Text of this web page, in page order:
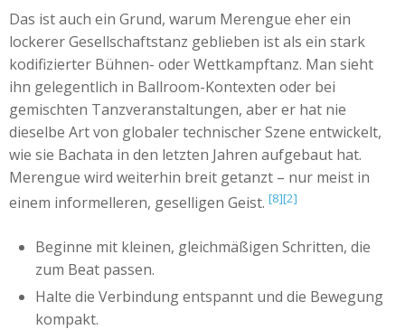
Das ist auch ein Grund, warum Merengue eher ein
lockerer Gesellschaftstanz geblieben ist als ein stark
kodifizierter Bühnen- oder Wettkampftanz. Man sieht
ihn gelegentlich in Ballroom-Kontexten oder bei
gemischten Tanzveranstaltungen, aber er hat nie
dieselbe Art von globaler technischer Szene entwickelt,
wie sie Bachata in den letzten Jahren aufgebaut hat.
Merengue wird weiterhin breit getanzt – nur meist in
einem informelleren, geselligen Geist. [8][2]
Beginne mit kleinen, gleichmäßigen Schritten, die
zum Beat passen.
Halte die Verbindung entspannt und die Bewegung
kompakt.